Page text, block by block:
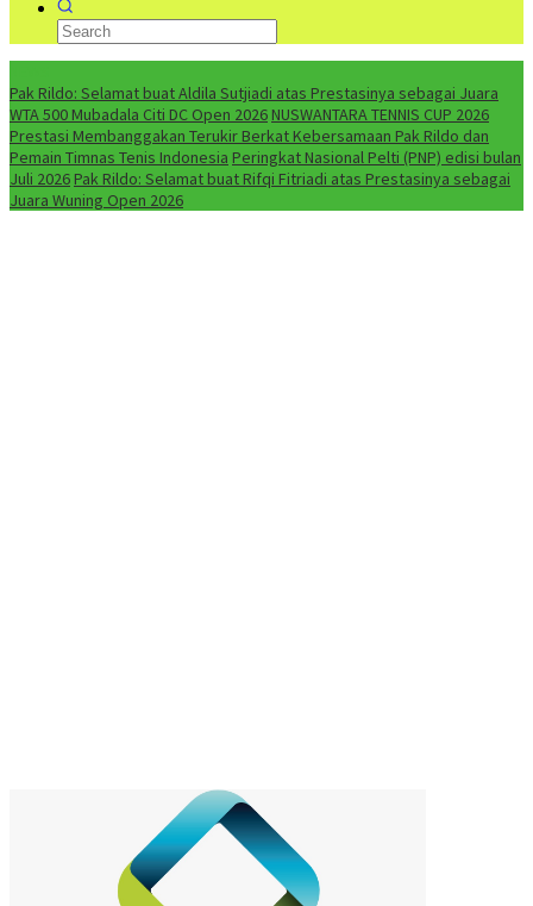
Pak Rildo: Selamat buat Aldila Sutjiadi atas Prestasinya sebagai Juara
WTA 500 Mubadala Citi DC Open 2026NUSWANTARA TENNIS CUP 2026
Prestasi Membanggakan Terukir Berkat Kebersamaan Pak Rildo dan
Pemain Timnas Tenis Indonesia Peringkat Nasional Pelti (PNP) edisi bulan
Juli 2026Pak Rildo: Selamat buat Rifqi Fitriadi atas Prestasinya sebagai
Juara Wuning Open 2026